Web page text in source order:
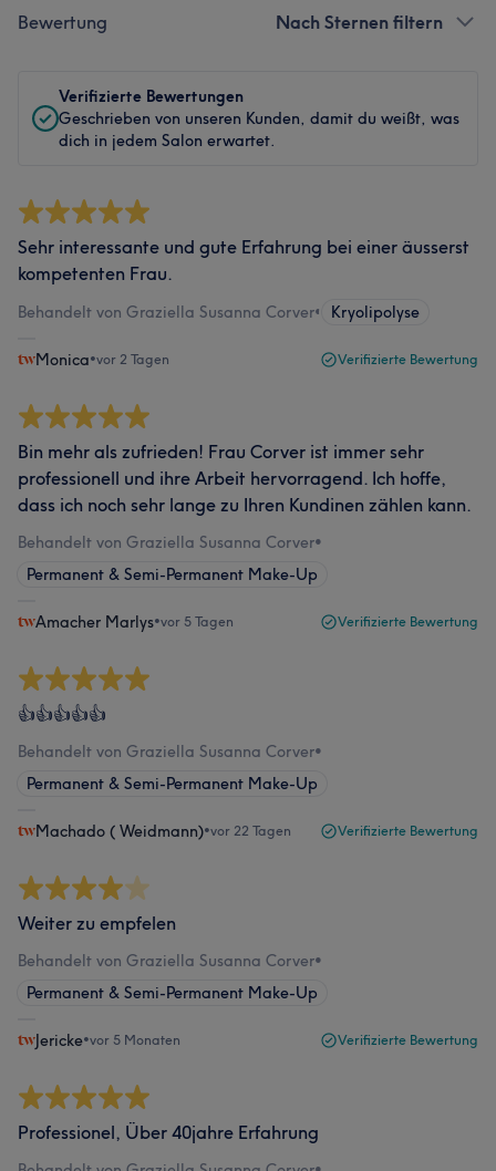
Bewertung Nach Sternen filtern
Verifizierte Bewertungen
Geschrieben von unseren Kunden, damit du weißt, was
dich in jedem Salon erwartet.
Sehr interessante und gute Erfahrung bei einer äusserst
kompetenten Frau.
Behandelt von Graziella Susanna Corver• Kryolipolyse
Monica•vor 2 Tagen Verifizierte Bewertung
Bin mehr als zufrieden! Frau Corver ist immer sehr
professionell und ihre Arbeit hervorragend. Ich hoffe,
dass ich noch sehr lange zu Ihren Kundinen zählen kann.
Behandelt von Graziella Susanna Corver•
Permanent & Semi-Permanent Make-Up
Amacher Marlys•vor 5 Tagen Verifizierte Bewertung
👍👍👍👍👍
Behandelt von Graziella Susanna Corver•
Permanent & Semi-Permanent Make-Up
Machado ( Weidmann)•vor 22 Tagen Verifizierte Bewertung
Weiter zu empfelen
Behandelt von Graziella Susanna Corver•
Permanent & Semi-Permanent Make-Up
Jericke•vor 5 Monaten Verifizierte Bewertung
Professionel, Über 40jahre Erfahrung